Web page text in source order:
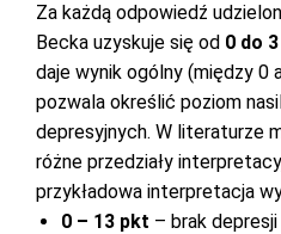
Za każdą odpowiedź
Becka uzyskuje się od 0 do
daje wynik ogólny (między 0
pozwala określić poziom
depresyjnych. W literaturze
różne przedziały
przykładowa interpretacja
0 – 13 pkt – brak depresji